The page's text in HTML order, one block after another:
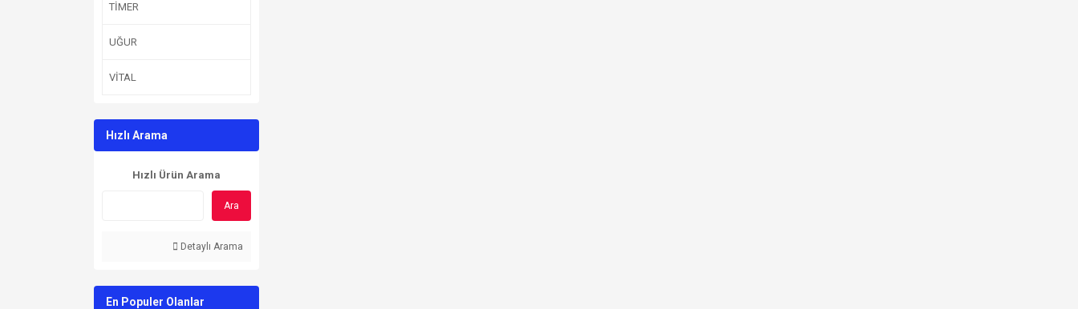
TİMER
UĞUR
VİTAL
Hızlı Arama
Hızlı Ürün Arama
Ara
Detaylı Arama
En Populer Olanlar